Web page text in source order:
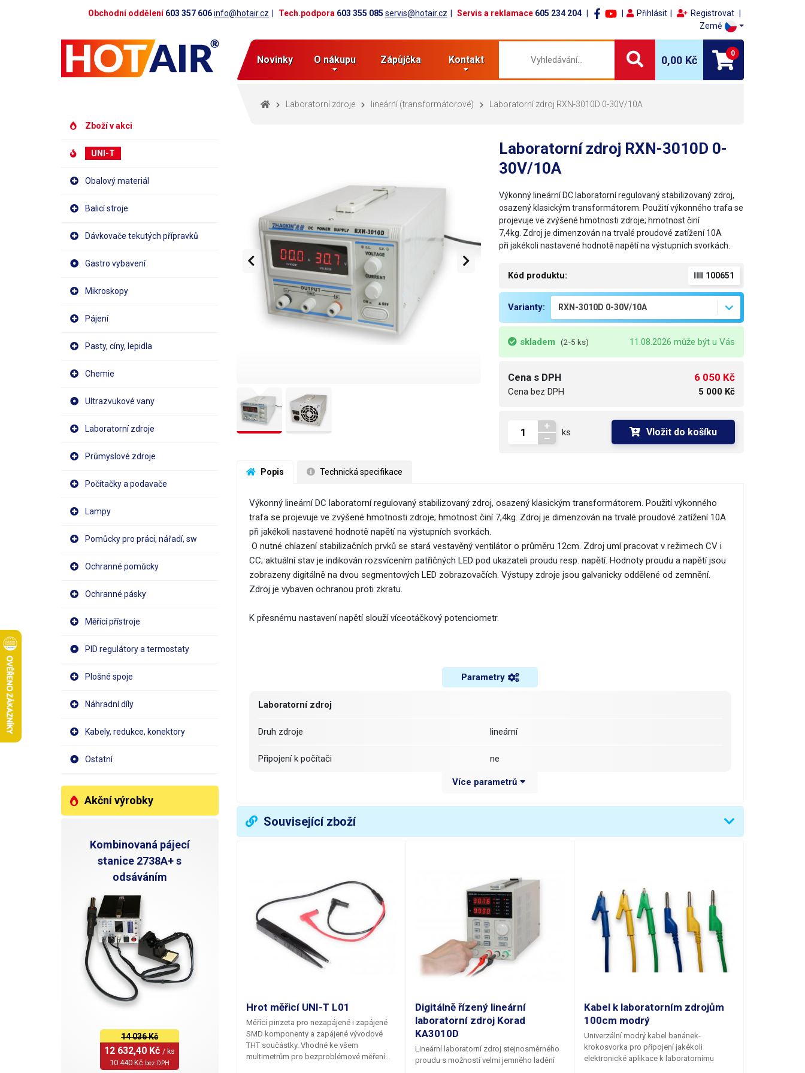
Obchodní oddělení603 357 606info@hotair.cz Tech.podpora 603 355 085 servis@hotair.cz Servis a reklamace 605 234 204 Přihlásit
Registrovat
Země
Novinky O nákupu Zápůjčka Kontakt 0,00 Kč
0
Zboží v akci
UNI-T
Obalový materiál
Balicí stroje
Dávkovače tekutých přípravků
Gastro vybavení
Mikroskopy
Pájení
Pasty, cíny, lepidla
Chemie
Ultrazvukové vany
Laboratorní zdroje
Průmyslové zdroje
Počítačky a podavače
Lampy
Pomůcky pro práci, nářadí, sw
Ochranné pomůcky
Ochranné pásky
Měřící přístroje
PID regulátory a termostaty
Plošné spoje
Náhradní díly
Kabely, redukce, konektory
Ostatní
Akční výrobky
Kombinovaná pájecí
stanice 2738A+ s
odsáváním
14 036 Kč
12 632,40 Kč / ks
10 440 Kč bez DPH
Laboratorní zdroje lineární (transformátorové) Laboratorní zdroj RXN-3010D 0-30V/10A
Laboratorní zdroj RXN-3010D 0-
30V/10A
Výkonný lineární DC laboratorní regulovaný stabilizovaný zdroj,
osazený klasickým transformátorem. Použití výkonného trafa se
projevuje ve zvýšené hmotnosti zdroje; hmotnost činí
7,4kg. Zdroj je dimenzován na trvalé proudové zatížení 10A
při jakékoli nastavené hodnotě napětí na výstupních svorkách.
Kód produktu: 100651
Varianty:
skladem (2-5 ks) 11.08.2026 může být u Vás
Cena s DPH
Cena bez DPH
6 050 Kč
5 000 Kč
ks Vložit do košíku
Popis Technická specifikace
Výkonný lineární DC laboratorní regulovaný stabilizovaný zdroj, osazený klasickým transformátorem. Použití výkonného
trafa se projevuje ve zvýšené hmotnosti zdroje; hmotnost činí 7,4kg. Zdroj je dimenzován na trvalé proudové zatížení 10A
při jakékoli nastavené hodnotě napětí na výstupních svorkách.
O nutné chlazení stabilizačních prvků se stará vestavěný ventilátor o průměru 12cm. Zdroj umí pracovat v režimech CV i
CC; aktuální stav je indikován rozsvícením patřičných LED pod ukazateli proudu resp. napětí. Hodnoty proudu a napětí jsou
zobrazeny digitálně na dvou segmentových LED zobrazovačích. Výstupy zdroje jsou galvanicky oddělené od zemnění.
Zdroj je vybaven ochranou proti zkratu.
K přesnému nastavení napětí slouží víceotáčkový potenciometr.
Parametry
Laboratorní zdroj
Druh zdroje lineární
Připojení k počítači ne
1
Režim zdroje CV (Constant Voltage)CC (Constant Current)
Rozlišení měřidla napětí (dílek) D= 100 mV
Rozlišení měřidla proudu (dílek) D= 100 mA
Přesnost měření napětí ± 1 %
Galvanické oddělení od sítě ano
Hmotnost 6.9 kg
Napájecí napětí 230V/50Hz
Více parametrů
Související zboží
Hrot měřicí UNI-T L01
Měřící pinzeta pro nezapájené i zapájené
SMD komponenty a zapájené vývodové
THT součástky. Vhodné ke všem
multimetrům pro bezproblémové měření
Digitálně řízený lineární
laboratorní zdroj Korad
KA3010D
Lineární laboratorní zdroj stejnosměrného
proudu s možností velmi jemného ladění
Kabel k laboratorním zdrojům
100cm modrý
Univerzální modrý kabel banánek-
krokosvorka pro připojení jakékoli
elektronické aplikace k laboratornímu